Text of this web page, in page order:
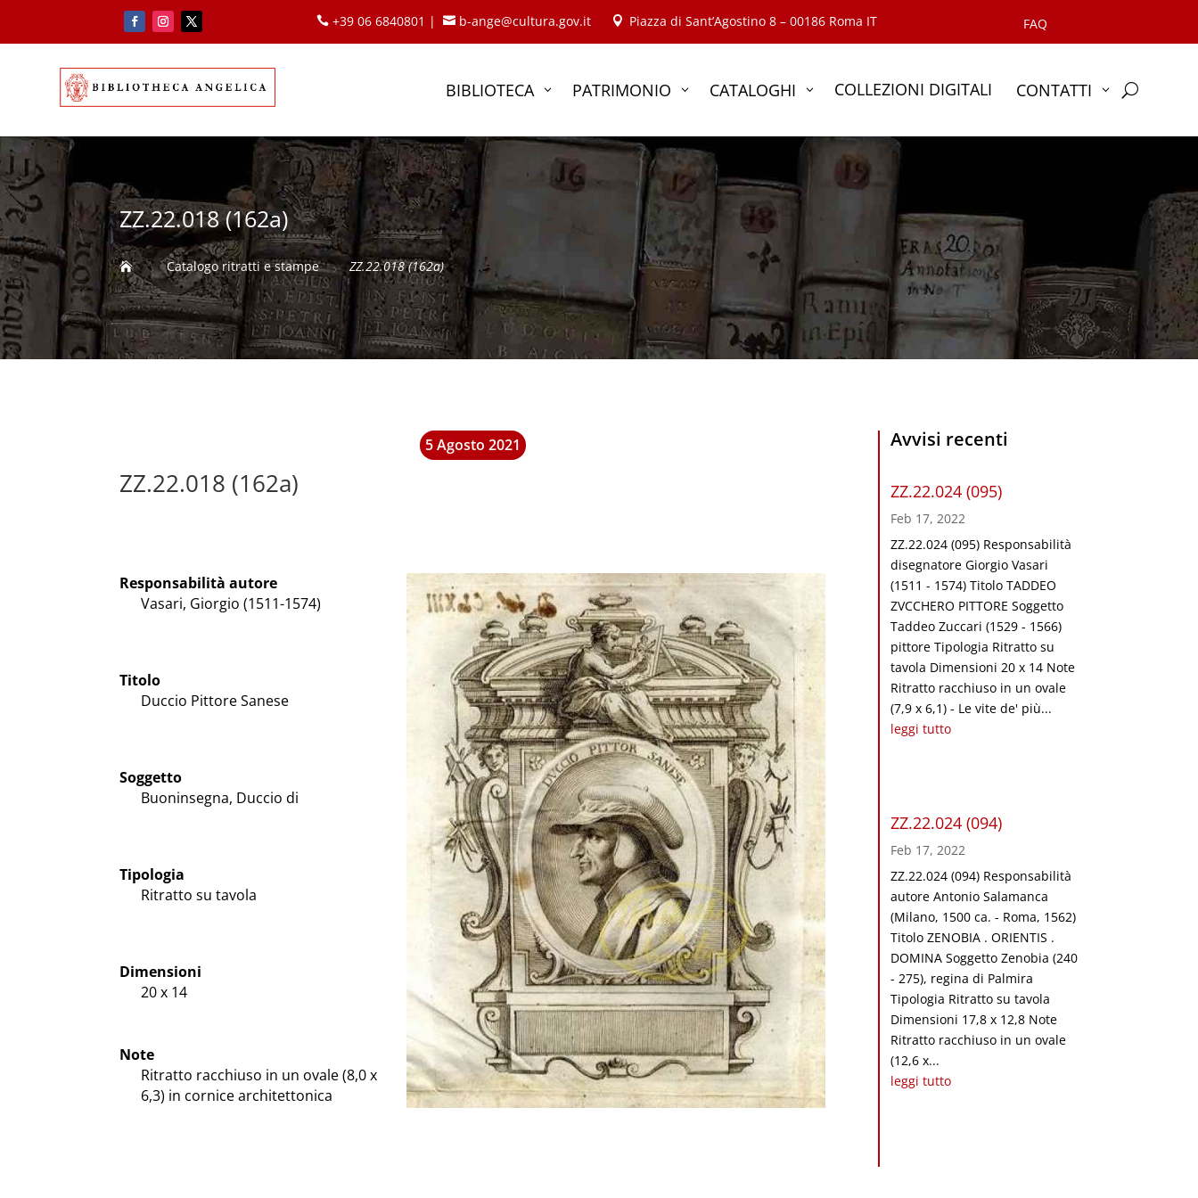
 +39 06 6840801 |  b-ange@cultura.gov.it  Piazza di Sant’Agostino 8 – 00186 Roma IT FAQ
BIBLIOTECA 3 PATRIMONIO 3 CATALOGHI 3 COLLEZIONI DIGITALI CONTATTI 3 U
ZZ.22.018 (162a)
 5 Catalogo ritratti e stampe 5 ZZ.22.018 (162a)
5 Agosto 2021
ZZ.22.018 (162a)
Responsabilità autore
Vasari, Giorgio (1511-1574)
Titolo
Duccio Pittore Sanese
Soggetto
Buoninsegna, Duccio di
Tipologia
Ritratto su tavola
Dimensioni
20 x 14
Note
Ritratto racchiuso in un ovale (8,0 x
6,3) in cornice architettonica
Avvisi recenti
ZZ.22.024 (095)
Feb 17, 2022
ZZ.22.024 (095) Responsabilità
disegnatore Giorgio Vasari
(1511 - 1574) Titolo TADDEO
ZVCCHERO PITTORE Soggetto
Taddeo Zuccari (1529 - 1566)
pittore Tipologia Ritratto su
tavola Dimensioni 20 x 14 Note
Ritratto racchiuso in un ovale
(7,9 x 6,1) - Le vite de' più...
leggi tutto
ZZ.22.024 (094)
Feb 17, 2022
ZZ.22.024 (094) Responsabilità
autore Antonio Salamanca
(Milano, 1500 ca. - Roma, 1562)
Titolo ZENOBIA . ORIENTIS .
DOMINA Soggetto Zenobia (240
- 275), regina di Palmira
Tipologia Ritratto su tavola
Dimensioni 17,8 x 12,8 Note
Ritratto racchiuso in un ovale
(12,6 x...
leggi tutto